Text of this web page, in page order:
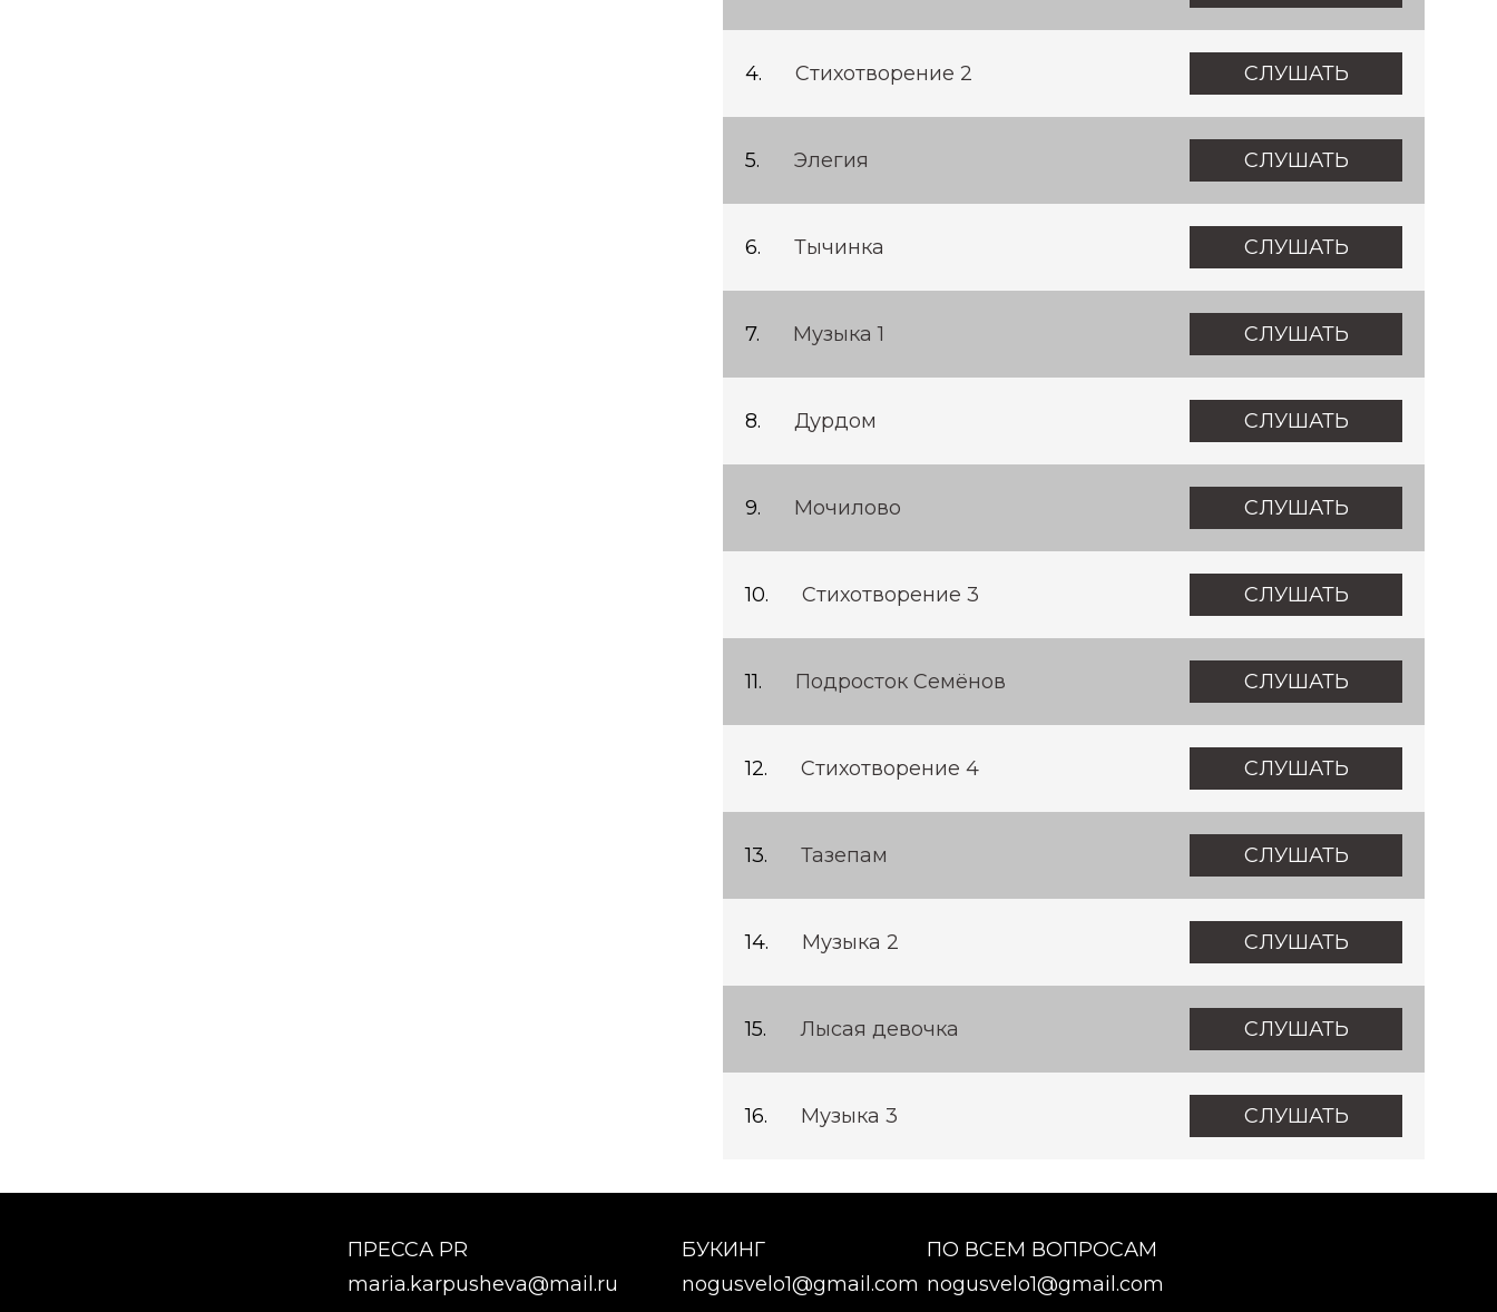
Стихотворение 2 СЛУШАТЬ
Элегия СЛУШАТЬ
Тычинка СЛУШАТЬ
Музыка 1 СЛУШАТЬ
Дурдом СЛУШАТЬ
Мочилово СЛУШАТЬ
Стихотворение 3 СЛУШАТЬ
Подросток Семёнов СЛУШАТЬ
Стихотворение 4 СЛУШАТЬ
Тазепам СЛУШАТЬ
Музыка 2 СЛУШАТЬ
Лысая девочка СЛУШАТЬ
Музыка 3 СЛУШАТЬ
ПРЕССА PR
maria.karpusheva@mail.ru
БУКИНГ
nogusvelo1@gmail.com
ПО ВСЕМ ВОПРОСАМ
nogusvelo1@gmail.com